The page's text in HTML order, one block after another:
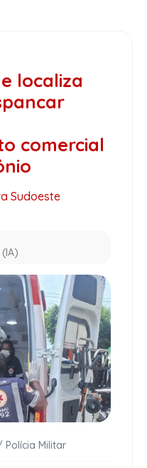
localiza
comercial
Sudoeste
Militar